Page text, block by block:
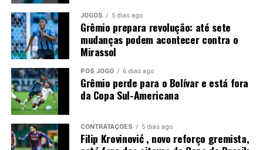
JOGOS 5 dias ago
Grêmio prepara revolução: até sete
mudanças podem acontecer contra o
Mirassol
PÓS JOGO 6 dias ago
Grêmio perde para o Bolívar e está fora
da Copa Sul-Americana
CONTRATAÇÕES 5 dias ago
Filip Krovinović , novo reforço gremista,